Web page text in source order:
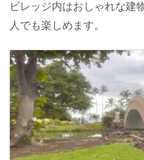
ビレッジ内はおしゃれな建
人でも楽しめます。